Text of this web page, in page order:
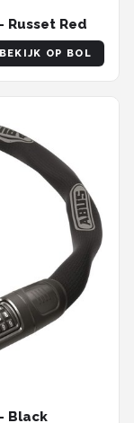
ABUS 8808C/85 Kettingslot code - Russet Red
BEKIJK OP BOL
Black